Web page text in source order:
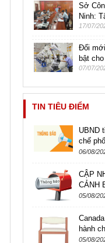
Sở
Ninh:
17/07/
Đổi
bật
07/07/
TIN TIÊU ĐIỂM
UBND
chế
tác
06/08/
CẬP
CẢNH
PHẨM
PHÁP
05/08/
hành
CTC
05/08/